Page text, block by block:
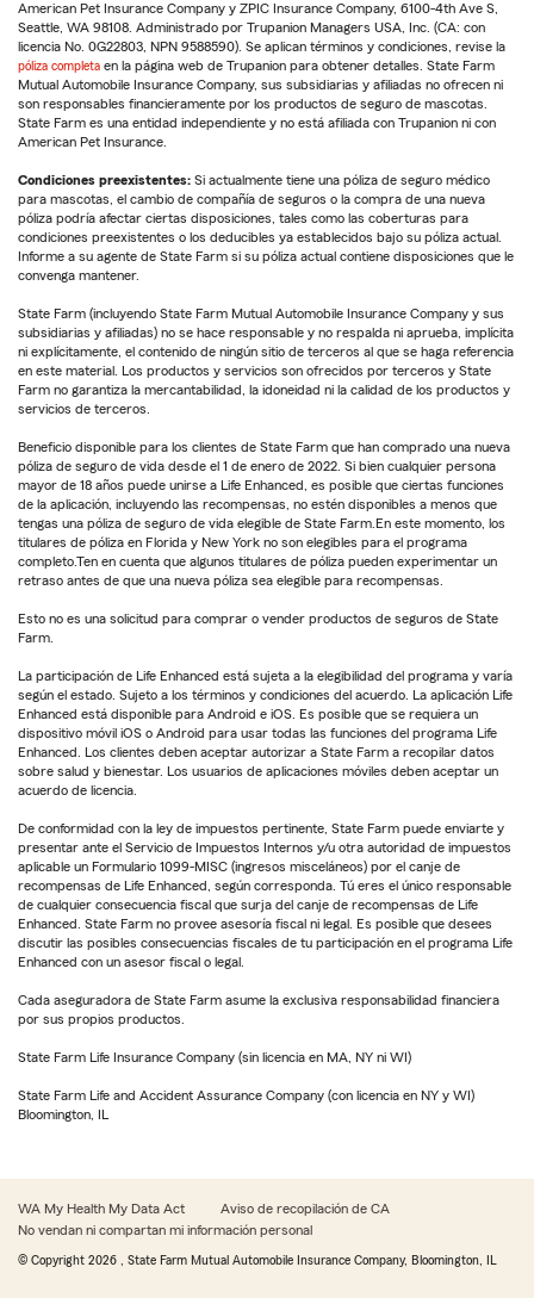
American Pet Insurance Company y ZPIC Insurance Company, 6100-4th Ave S,
Seattle, WA 98108. Administrado por Trupanion Managers USA, Inc. (CA: con
licencia No. 0G22803, NPN 9588590). Se aplican términos y condiciones, revise la
póliza completa en la página web de Trupanion para obtener detalles. State Farm
Mutual Automobile Insurance Company, sus subsidiarias y afiliadas no ofrecen ni
son responsables financieramente por los productos de seguro de mascotas.
State Farm es una entidad independiente y no está afiliada con Trupanion ni con
American Pet Insurance.
Condiciones preexistentes: Si actualmente tiene una póliza de seguro médico
para mascotas, el cambio de compañía de seguros o la compra de una nueva
póliza podría afectar ciertas disposiciones, tales como las coberturas para
condiciones preexistentes o los deducibles ya establecidos bajo su póliza actual.
Informe a su agente de State Farm si su póliza actual contiene disposiciones que le
convenga mantener.
State Farm (incluyendo State Farm Mutual Automobile Insurance Company y sus
subsidiarias y afiliadas) no se hace responsable y no respalda ni aprueba, implícita
ni explícitamente, el contenido de ningún sitio de terceros al que se haga referencia
en este material. Los productos y servicios son ofrecidos por terceros y State
Farm no garantiza la mercantabilidad, la idoneidad ni la calidad de los productos y
servicios de terceros.
Beneficio disponible para los clientes de State Farm que han comprado una nueva
póliza de seguro de vida desde el 1 de enero de 2022. Si bien cualquier persona
mayor de 18 años puede unirse a Life Enhanced, es posible que ciertas funciones
de la aplicación, incluyendo las recompensas, no estén disponibles a menos que
tengas una póliza de seguro de vida elegible de State Farm.En este momento, los
titulares de póliza en Florida y New York no son elegibles para el programa
completo.Ten en cuenta que algunos titulares de póliza pueden experimentar un
retraso antes de que una nueva póliza sea elegible para recompensas.
Esto no es una solicitud para comprar o vender productos de seguros de State
Farm.
La participación de Life Enhanced está sujeta a la elegibilidad del programa y varía
según el estado. Sujeto a los términos y condiciones del acuerdo. La aplicación Life
Enhanced está disponible para Android e iOS. Es posible que se requiera un
dispositivo móvil iOS o Android para usar todas las funciones del programa Life
Enhanced. Los clientes deben aceptar autorizar a State Farm a recopilar datos
sobre salud y bienestar. Los usuarios de aplicaciones móviles deben aceptar un
acuerdo de licencia.
De conformidad con la ley de impuestos pertinente, State Farm puede enviarte y
presentar ante el Servicio de Impuestos Internos y/u otra autoridad de impuestos
aplicable un Formulario 1099-MISC (ingresos misceláneos) por el canje de
recompensas de Life Enhanced, según corresponda. Tú eres el único responsable
de cualquier consecuencia fiscal que surja del canje de recompensas de Life
Enhanced. State Farm no provee asesoría fiscal ni legal. Es posible que desees
discutir las posibles consecuencias fiscales de tu participación en el programa Life
Enhanced con un asesor fiscal o legal.
Cada aseguradora de State Farm asume la exclusiva responsabilidad financiera
por sus propios productos.
State Farm Life Insurance Company (sin licencia en MA, NY ni WI)
State Farm Life and Accident Assurance Company (con licencia en NY y WI)
Bloomington, IL
WA My Health My Data Act
Aviso de recopilación de CA
No vendan ni compartan mi información personal
© Copyright 2026 , State Farm Mutual Automobile Insurance Company, Bloomington, IL